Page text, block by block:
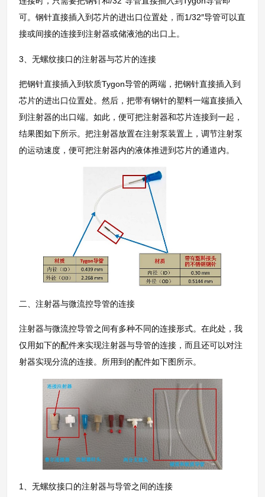
可。钢针直接插入到芯片的进出口位置处，而1/32″导管可以直
接或间接的连接到注射器或储液池的出口上。
3、无螺纹接口的注射器与芯片的连接
把钢针直接插入到软质Tygon导管的两端，把钢针直接插入到
芯片的进出口位置处。然后，把带有钢针的塑料一端直接插入
到注射器的出口端。如此，便可把注射器和芯片连接到一起，
结果图如下所示。把注射器放置在注射泵装置上，调节注射泵
的运动速度，便可把注射器内的液体推进到芯片的通道内。
二、注射器与微流控导管的连接
注射器与微流控导管之间有多种不同的连接形式。在此处，我
仅用如下的配件来实现注射器与导管的连接，而且还可以对注
射器实现分流的连接。所用到的配件如下图所示。
1、无螺纹接口的注射器与导管之间的连接